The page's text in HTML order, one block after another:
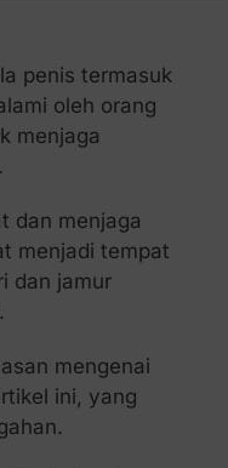
penis termasuk
oleh orang
menjaga
dan menjaga
menjadi tempat
dan jamur
mengenai
ini, yang